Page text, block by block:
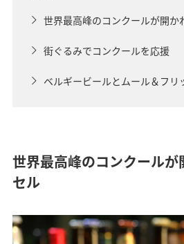
世界最高峰のコンクールが開か
街ぐるみでコンクールを応援
ベルギービールとムール＆フリ
世界最高峰のコンクールが
セル